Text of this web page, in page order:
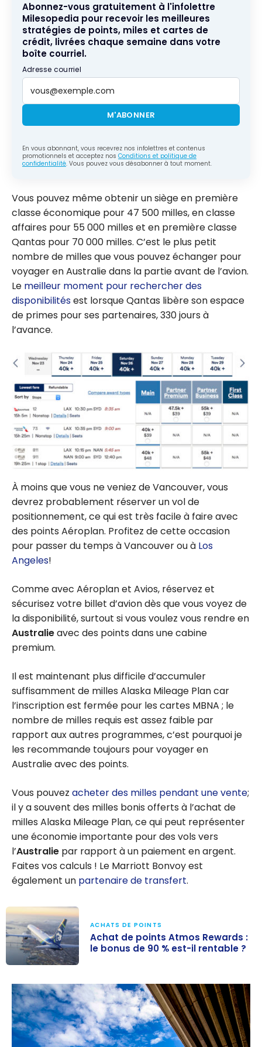
Abonnez-vous gratuitement à l'infolettre
Milesopedia pour recevoir les meilleures
stratégies de points, miles et cartes de
crédit, livrées chaque semaine dans votre
boîte courriel.
Adresse courriel
M'ABONNER
En vous abonnant, vous recevrez nos infolettres et contenus
promotionnels et acceptez nos Conditions et politique de
confidentialité. Vous pouvez vous désabonner à tout moment.
Vous pouvez même obtenir un siège en première
classe économique pour 47 500 milles, en classe
affaires pour 55 000 milles et en première classe
Qantas pour 70 000 milles. C’est le plus petit
nombre de milles que vous pouvez échanger pour
voyager en Australie dans la partie avant de l’avion.
Le meilleur moment pour rechercher des
disponibilitésest lorsque Qantas libère son espace
de primes pour ses partenaires, 330 jours à
l’avance.
À moins que vous ne veniez de Vancouver, vous
devrez probablement réserver un vol de
positionnement, ce qui est très facile à faire avec
des points Aéroplan. Profitez de cette occasion
pour passer du temps à Vancouver ou à Los
Angeles!
Comme avec Aéroplan et Avios, réservez et
sécurisez votre billet d’avion dès que vous voyez de
la disponibilité, surtout si vous voulez vous rendre en
Australieavec des points dans une cabine
premium.
Il est maintenant plus difficile d’accumuler
suffisamment de milles Alaska Mileage Plan car
l’inscription est fermée pour les cartes MBNA ; le
nombre de milles requis est assez faible par
rapport aux autres programmes, c’est pourquoi je
les recommande toujours pour voyager en
Australie avec des points.
Vous pouvez acheter des milles pendant une vente;
il y a souvent des milles bonis offerts à l’achat de
milles Alaska Mileage Plan, ce qui peut représenter
une économie importante pour des vols vers
l’Australie par rapport à un paiement en argent.
Faites vos calculs ! Le Marriott Bonvoy est
également un partenaire de transfert.
Atmos
Rewards : le
bonus de 90 %
est-il
ACHATS DE POINTS
Achat de points Atmos Rewards :
le bonus de 90 % est-il rentable ?